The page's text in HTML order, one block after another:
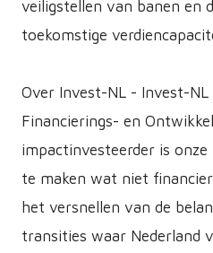
veiligstellen van banen en
toekomstige
Over Invest-NL - Invest-NL
Financierings- en
impactinvesteerder is
te maken wat niet
het versnellen van de
transities waar Nederland